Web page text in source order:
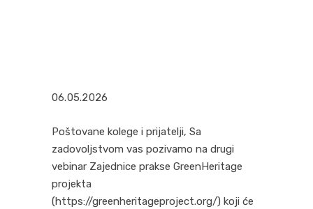
06.05.2026
Poštovane kolege i prijatelji, Sa
zadovoljstvom vas pozivamo na drugi
vebinar Zajednice prakse GreenHeritage
projekta
(https://greenheritageproject.org/) koji će